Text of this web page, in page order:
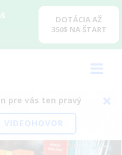
DOTÁCIA AŽ
350$ NA ŠTART
pre vás ten pravý
VIDEOHOVOR
Webinár